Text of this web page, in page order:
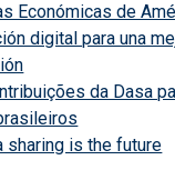
Económicas de
digital para una
da Dasa
sharing is the future